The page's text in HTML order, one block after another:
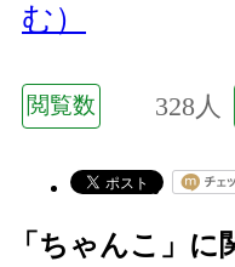
む）
閲覧数 328人
「ちゃんこ」